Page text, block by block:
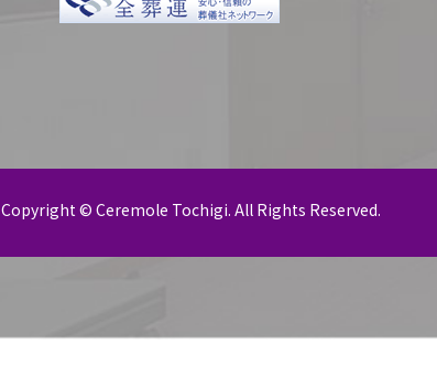
Copyright © Ceremole Tochigi. All Rights Reserved.